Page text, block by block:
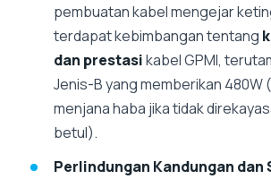
pembuatan kabel mengejar
terdapat kebimbangan tentang
dan prestasikabel GPMI,
Jenis-B yang memberikan 480W
menjana haba jika tidak
betul).
Perlindungan Kandungan dan